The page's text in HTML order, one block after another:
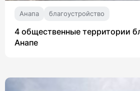
Анапа благоустройство
4 общественные территории
Анапе